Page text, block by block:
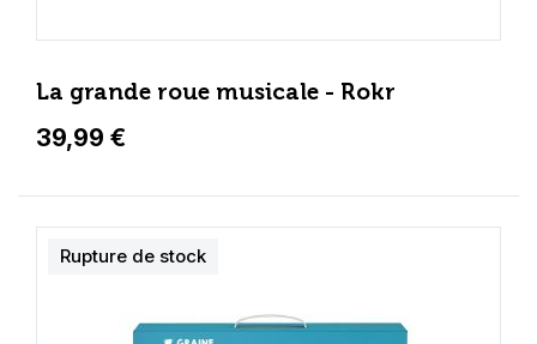
La grande roue musicale - Rokr
39,99 €
Rupture de stock